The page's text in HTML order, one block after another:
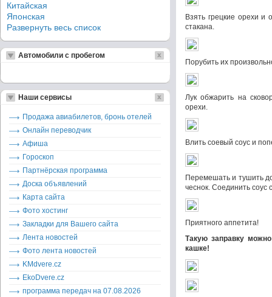
Взять грецкие орехи и
стакана.
Порубить их
Лук обжарить на
орехи.
Влить соевый соус и
Перемешать и тушить
чеснок. Соединить
Приятного аппетита!
Такую заправку
кашке!
Китайская
Японская
Развернуть весь список
Автомобили с пробегом
Наши сервисы
Продажа авиабилетов, бронь отелей
Онлайн переводчик
Афиша
Гороскоп
Партнёрская программа
Доска объявлений
Карта сайта
Фото хостинг
Закладки для Вашего сайта
Лента новостей
Фото лента новостей
KMdvere.cz
EkoDvere.cz
программа передач на 07.08.2026